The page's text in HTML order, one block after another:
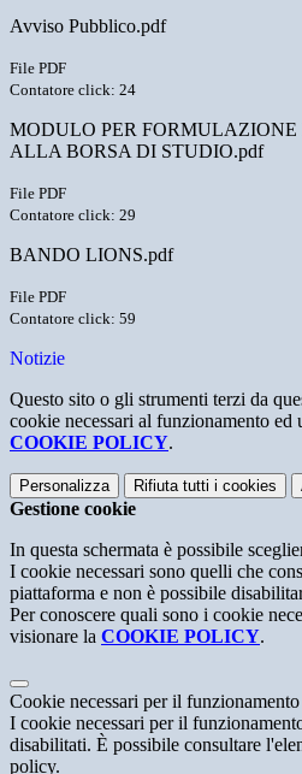
Avviso Pubblico.pdf
File PDF
Contatore click: 24
MODULO PER FORMULAZIONE
ALLA BORSA DI STUDIO.pdf
File PDF
Contatore click: 29
BANDO LIONS.pdf
File PDF
Contatore click: 59
Notizie
Questo sito o gli strumenti terzi da
cookie necessari al funzionamento
COOKIE POLICY.
Personalizza Rifiuta tutti i cookies
Gestione cookie
In questa schermata è possibile
I cookie necessari sono quelli che
piattaforma e non è possibile
Per conoscere quali sono i cookie
visionare la COOKIE POLICY.
Cookie necessari per il funzionamento
I cookie necessari per il
disabilitati. È possibile consultare
policy.